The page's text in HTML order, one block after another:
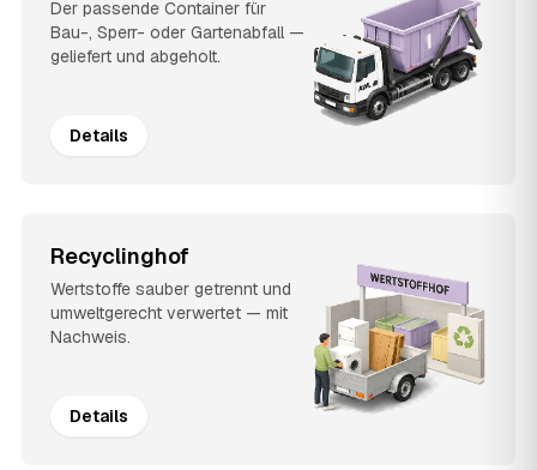
Der passende Container für
Bau-, Sperr- oder Gartenabfall —
geliefert und abgeholt.
Details
Recyclinghof
Wertstoffe sauber getrennt und
umweltgerecht verwertet — mit
Nachweis.
Details